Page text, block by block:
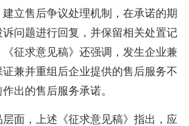
立售后争议处理机制，在承诺的期
诉问题进行回复，并保留相关处置记
征求意见稿》还强调，发生企业兼
兼并重组后企业提供的售后服务不
出的售后服务承诺。
面，上述《征求意见稿》指出，应